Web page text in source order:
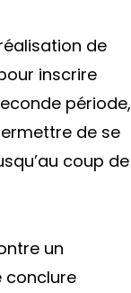
de
inscrire
période,
de se
coup de
un
conclure